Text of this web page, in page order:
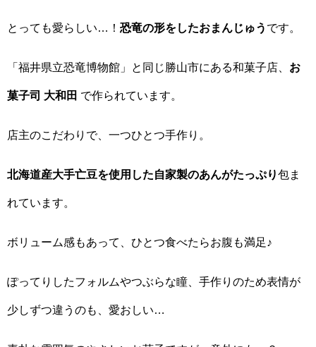
とっても愛らしい…！ 恐竜の形をしたおまんじゅう です。
「福井県立恐竜博物館」と同じ勝山市にある和菓子店、 お
菓子司 大和田 で作られています。
店主のこだわりで、一つひとつ手作り。
北海道産大手亡豆を使用した自家製のあんがたっぷり包ま
れています。
ボリューム感もあって、ひとつ食べたらお腹も満足♪
ぽってりしたフォルムやつぶらな瞳、手作りのため表情が
少しずつ違うのも、愛おしい…